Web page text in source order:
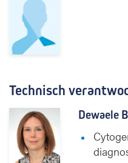
Technisch
Dewaele